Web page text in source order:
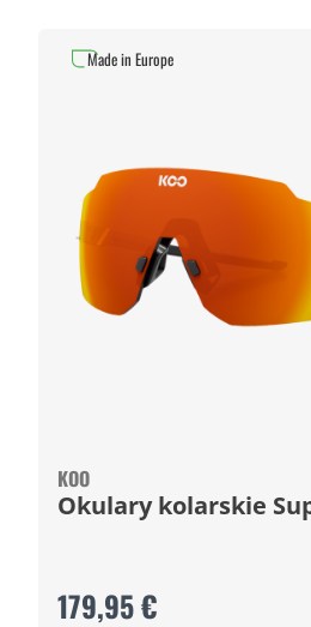
KOO
Okulary kolarskie
179,95 €
Made in Europe